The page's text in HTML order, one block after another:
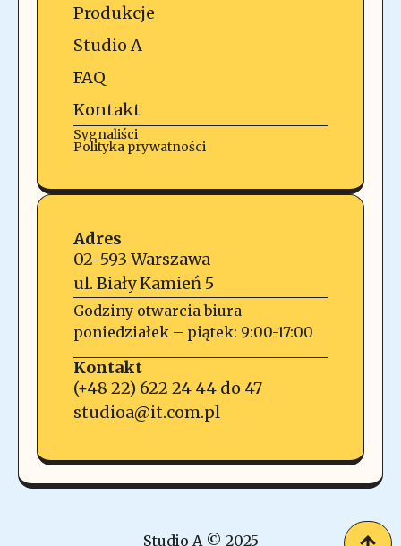
Produkcje
Studio A
FAQ
Kontakt
Sygnaliści
Polityka prywatności
Adres
02-593 Warszawa
ul. Biały Kamień 5
Godziny otwarcia biura
poniedziałek – piątek: 9:00-17:00
Kontakt
(+48 22) 622 24 44 do 47
studioa@it.com.pl
Studio A © 2025